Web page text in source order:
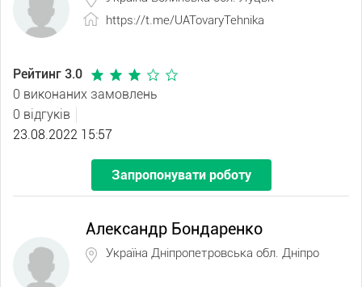
https://t.me/UATovaryTehnika
Рейтинг 3.0
0 виконаних замовлень
0 відгуків
23.08.2022 15:57
Запропонувати роботу
Александр Бондаренко
Україна Дніпропетровська обл. Дніпро